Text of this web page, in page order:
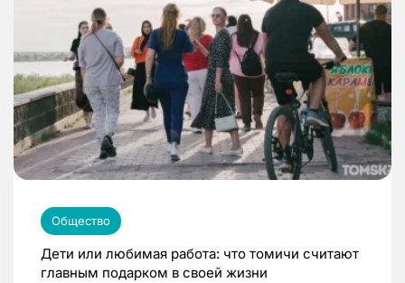
Общество
Дети или любимая работа: что томичи считают
главным подарком в своей жизни